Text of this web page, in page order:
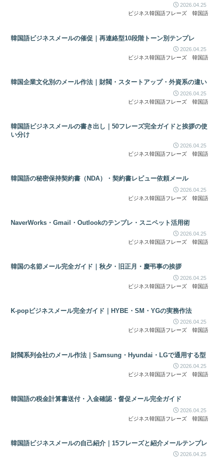
2026.04.25
ビジネス韓国語フレーズ
韓国語
韓国語ビジネスメールの催促｜再連絡型10段階トーン別テンプレ
2026.04.25
ビジネス韓国語フレーズ
韓国語
韓国企業文化別のメール作法｜財閥・スタートアップ・外資系の違い
2026.04.25
ビジネス韓国語フレーズ
韓国語
韓国語ビジネスメールの書き出し｜50フレーズ完全ガイドと挨拶の使
い分け
2026.04.25
ビジネス韓国語フレーズ
韓国語
韓国語の秘密保持契約書（NDA）・契約書レビュー依頼メール
2026.04.25
ビジネス韓国語フレーズ
韓国語
NaverWorks・Gmail・Outlookのテンプレ・スニペット活用術
2026.04.25
ビジネス韓国語フレーズ
韓国語
韓国の名節メール完全ガイド｜秋夕・旧正月・慶弔事の挨拶
2026.04.25
ビジネス韓国語フレーズ
韓国語
K-popビジネスメール完全ガイド｜HYBE・SM・YGの実務作法
2026.04.25
ビジネス韓国語フレーズ
韓国語
財閥系列会社のメール作法｜Samsung・Hyundai・LGで通用する型
2026.04.25
ビジネス韓国語フレーズ
韓国語
韓国語の税金計算書送付・入金確認・督促メール完全ガイド
2026.04.25
ビジネス韓国語フレーズ
韓国語
韓国語ビジネスメールの自己紹介｜15フレーズと紹介メールテンプレ
2026.04.25